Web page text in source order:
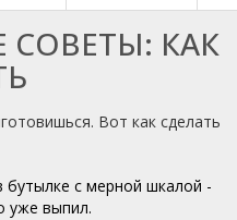
СОВЕТЫ: КАК
Вот как сделать
бутылке с мерной шкалой -
уже выпил.